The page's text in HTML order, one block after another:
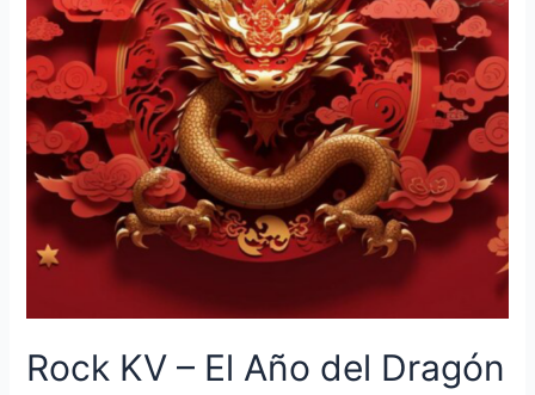
Rock KV – El Año del Dragón